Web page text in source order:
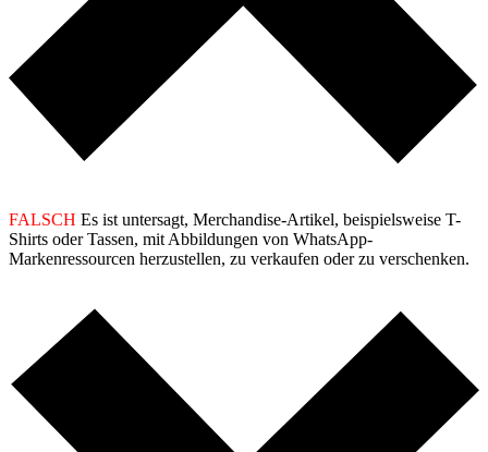
FALSCH Es ist untersagt, Merchandise-Artikel, beispielsweise T-
Shirts oder Tassen, mit Abbildungen von WhatsApp-
Markenressourcen herzustellen, zu verkaufen oder zu verschenken.